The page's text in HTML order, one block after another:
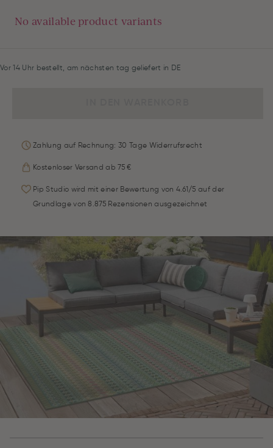
No available product variants
Vor 14 Uhr bestellt, am nächsten tag geliefert in DE
Zahlung auf Rechnung: 30 Tage Widerrufsrecht
Kostenloser Versand ab 75 €
Pip Studio wird mit einer Bewertung von 4.61/5 auf der
Grundlage von 8.875 Rezensionen ausgezeichnet